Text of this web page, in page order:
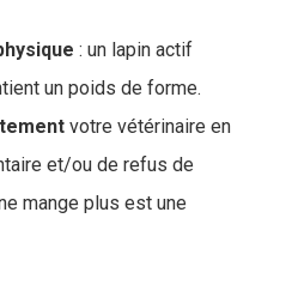
: un lapin actif
un poids de forme.
votre vétérinaire en
et/ou de refus de
mange plus est une